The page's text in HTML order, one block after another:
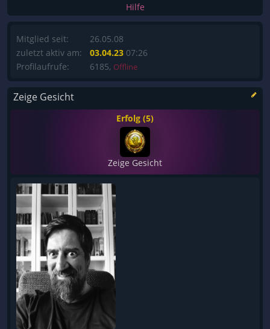
Hilfe
Mitglied seit:
zuletzt aktiv am:
Profilaufrufe:
26.05.08
03.04.23 07:26
6185, Offline
Zeige Gesicht
Erfolg (5)
Zeige Gesicht